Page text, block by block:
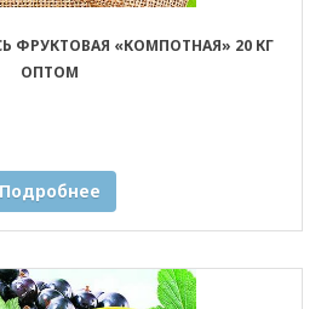
ФРУКТОВАЯ «КОМПОТНАЯ» 20 КГ
ОПТОМ
Подробнее